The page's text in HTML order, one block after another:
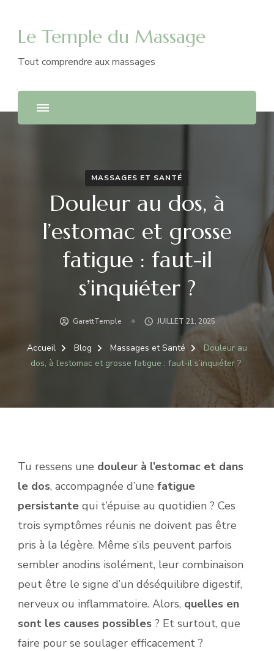
Le Temple du Massage
Tout comprendre aux massages
MASSAGES ET SANTÉ
Douleur au dos, à
l’estomac et grosse
fatigue : faut-il
s’inquiéter ?
GarettTemple JUILLET 21, 2025
Accueil Blog Massages et Santé
Douleur au
dos, à l’estomac et grosse fatigue : faut-il s’inquiéter ?
Tu ressens une douleur à l’estomac et dans
le dos, accompagnée d’une fatigue
persistante qui t’épuise au quotidien ? Ces
trois symptômes réunis ne doivent pas être
pris à la légère. Même s’ils peuvent parfois
sembler anodins isolément, leur combinaison
peut être le signe d’un déséquilibre digestif,
nerveux ou inflammatoire. Alors, quelles en
sont les causes possibles ? Et surtout, que
faire pour se soulager efficacement ?